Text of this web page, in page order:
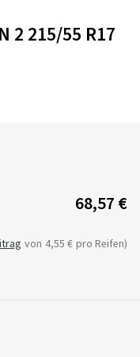
2 215/55 R17
68,57 €
von 4,55 € pro Reifen)